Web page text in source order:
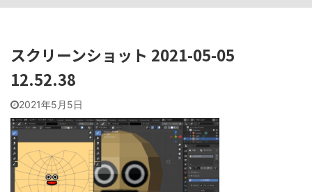
スクリーンショット 2021-05-05
12.52.38
2021年5月5日